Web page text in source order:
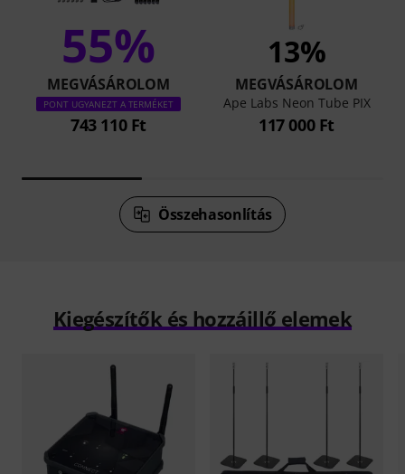
55%
MEGVÁSÁROLOM
PONT UGYANEZT A TERMÉKET
743 110 Ft
13%
MEGVÁSÁROLOM
Ape Labs Neon Tube PIX
117 000 Ft
Összehasonlítás
Kiegészítők és hozzáillő elemek